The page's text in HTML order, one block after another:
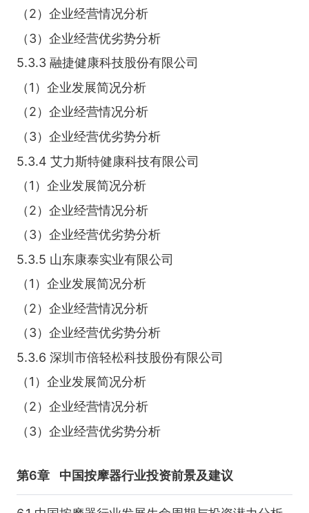
（2）企业经营情况分析
（3）企业经营优劣势分析
5.3.3 融捷健康科技股份有限公司
（1）企业发展简况分析
（2）企业经营情况分析
（3）企业经营优劣势分析
5.3.4 艾力斯特健康科技有限公司
（1）企业发展简况分析
（2）企业经营情况分析
（3）企业经营优劣势分析
5.3.5 山东康泰实业有限公司
（1）企业发展简况分析
（2）企业经营情况分析
（3）企业经营优劣势分析
5.3.6 深圳市倍轻松科技股份有限公司
（1）企业发展简况分析
（2）企业经营情况分析
（3）企业经营优劣势分析
第6章 中国按摩器行业投资前景及建议